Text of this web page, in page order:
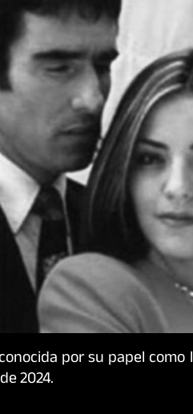
por su papel como
2024.